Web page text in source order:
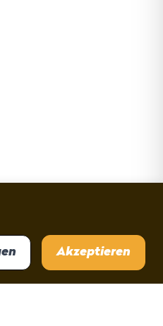
Akzeptieren